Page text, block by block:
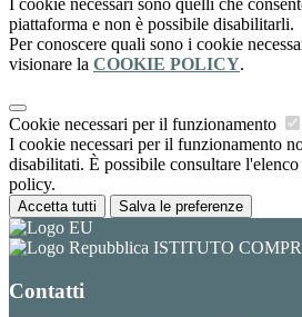
I cookie necessari sono quelli che
piattaforma e non è possibile disabilitarli.
Per conoscere quali sono i cookie
visionare la COOKIE POLICY.
Cookie necessari per il funzionamento
I cookie necessari per il funzionamento
disabilitati. È possibile consultare
policy.
Accetta tutti Salva le preferenze
ISTITUTO
Contatti